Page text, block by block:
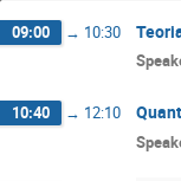
09:00 → 10:30
10:40 → 12:10